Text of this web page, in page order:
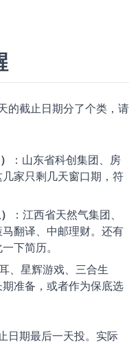
的截止日期分了个类，请
：山东省科创集团、房
家只剩几天窗口期，符
：江西省天然气集团、
翻译、中邮理财。还有
下简历。
、星辉游戏、三合生
准备，或者作为保底选
日期最后一天投。实际